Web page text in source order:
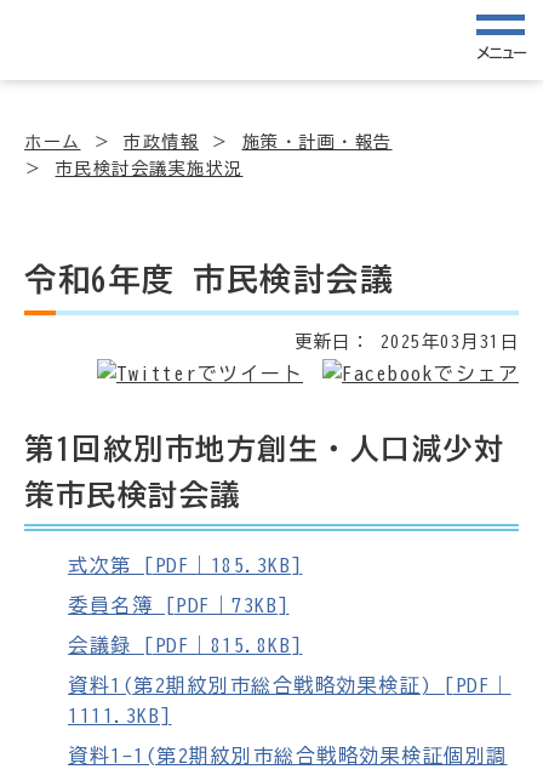
メニュー
ホーム 市政情報
施策・計画・報告
市民検討会議実施状況
令和6年度 市民検討会議
更新日： 2025年03月31日
第1回紋別市地方創生・人口減少対
策市民検討会議
式次第 [PDF｜185.3KB]
委員名簿 [PDF｜73KB]
会議録 [PDF｜815.8KB]
資料1(第2期紋別市総合戦略効果検証) [PDF｜
1111.3KB]
資料1-1(第2期紋別市総合戦略効果検証個別調